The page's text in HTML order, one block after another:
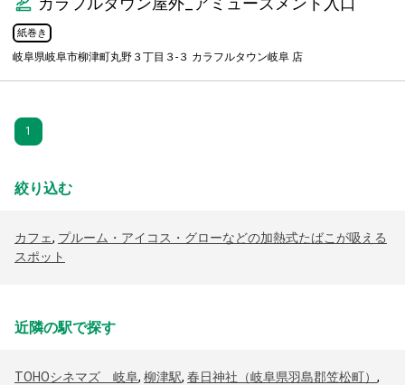
紙巻き
岐阜県岐阜市柳津町丸野３丁目３-３ カラフルタウン岐阜 店
1
絞り込む
カフェ, プルーム・アイコス・グローなどの加熱式たばこが吸える
スポット
近隣の駅で探す
TOHOシネマズ 岐阜, 柳津駅, 春日神社（岐阜県羽島郡笠松町） ,